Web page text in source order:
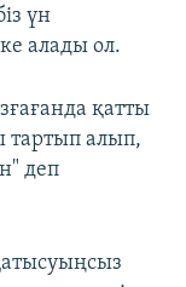
үн
алады ол.
қатты
тартып алып,
деп